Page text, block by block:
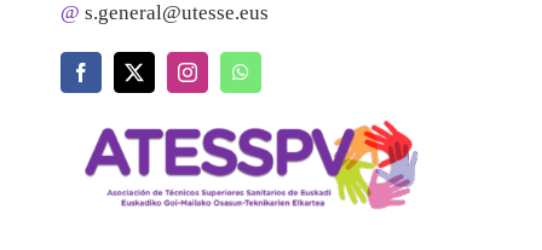
@ s.general@utesse.eus